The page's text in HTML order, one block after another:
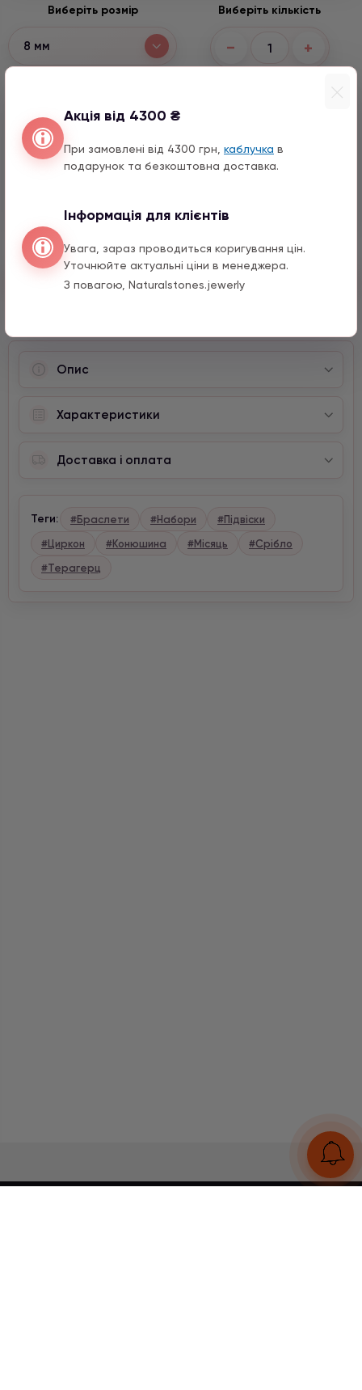
Акція від 4300 ₴
При замовлені від 4300 грн, каблучка в
подарунок та безкоштовна доставка.
Інформація для клієнтів
Увага, зараз проводиться коригування цін.
Уточнюйте актуальні ціни в менеджера.
З повагою, Naturalstones.jewerly
Виберіть розмір
8 мм
Виберіть кількість
− +
Місяць з натурального каміння
1590 грн 1 шт.
Швидкий заказ
Опис
Характеристики
Доставка і оплата
Теги: #Браслети #Набори
#Підвіски
#Циркон
#Конюшина #Місяць
#Срібло
#Терагерц